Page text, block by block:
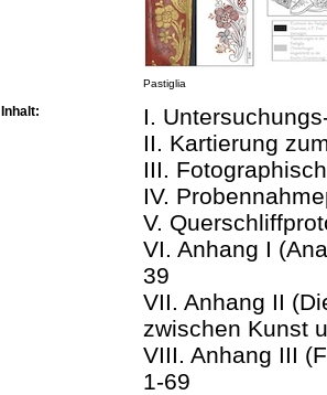
Pastiglia
Inhalt:
I.
II. Kartierung
III.
IV.
V.
VI. Anhang I
39
VII. Anhang II
zwischen Kunst
VIII. Anhang III
1-69